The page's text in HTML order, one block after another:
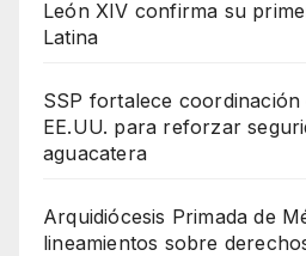
León XIV confirma su
Latina
SSP fortalece
EE.UU. para reforzar
aguacatera
Arquidiócesis Primada de
lineamientos sobre